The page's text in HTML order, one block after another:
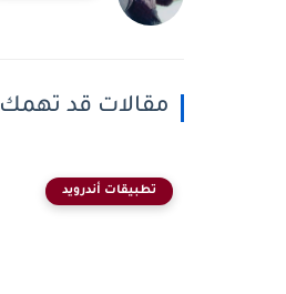
مقالات قد تهمك
تطبيقات أندرويد